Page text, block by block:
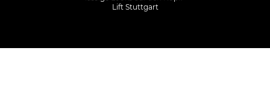
Lift Stuttgart